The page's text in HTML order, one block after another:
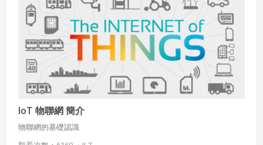
IoT 物聯網 簡介
物聯網的基礎認識